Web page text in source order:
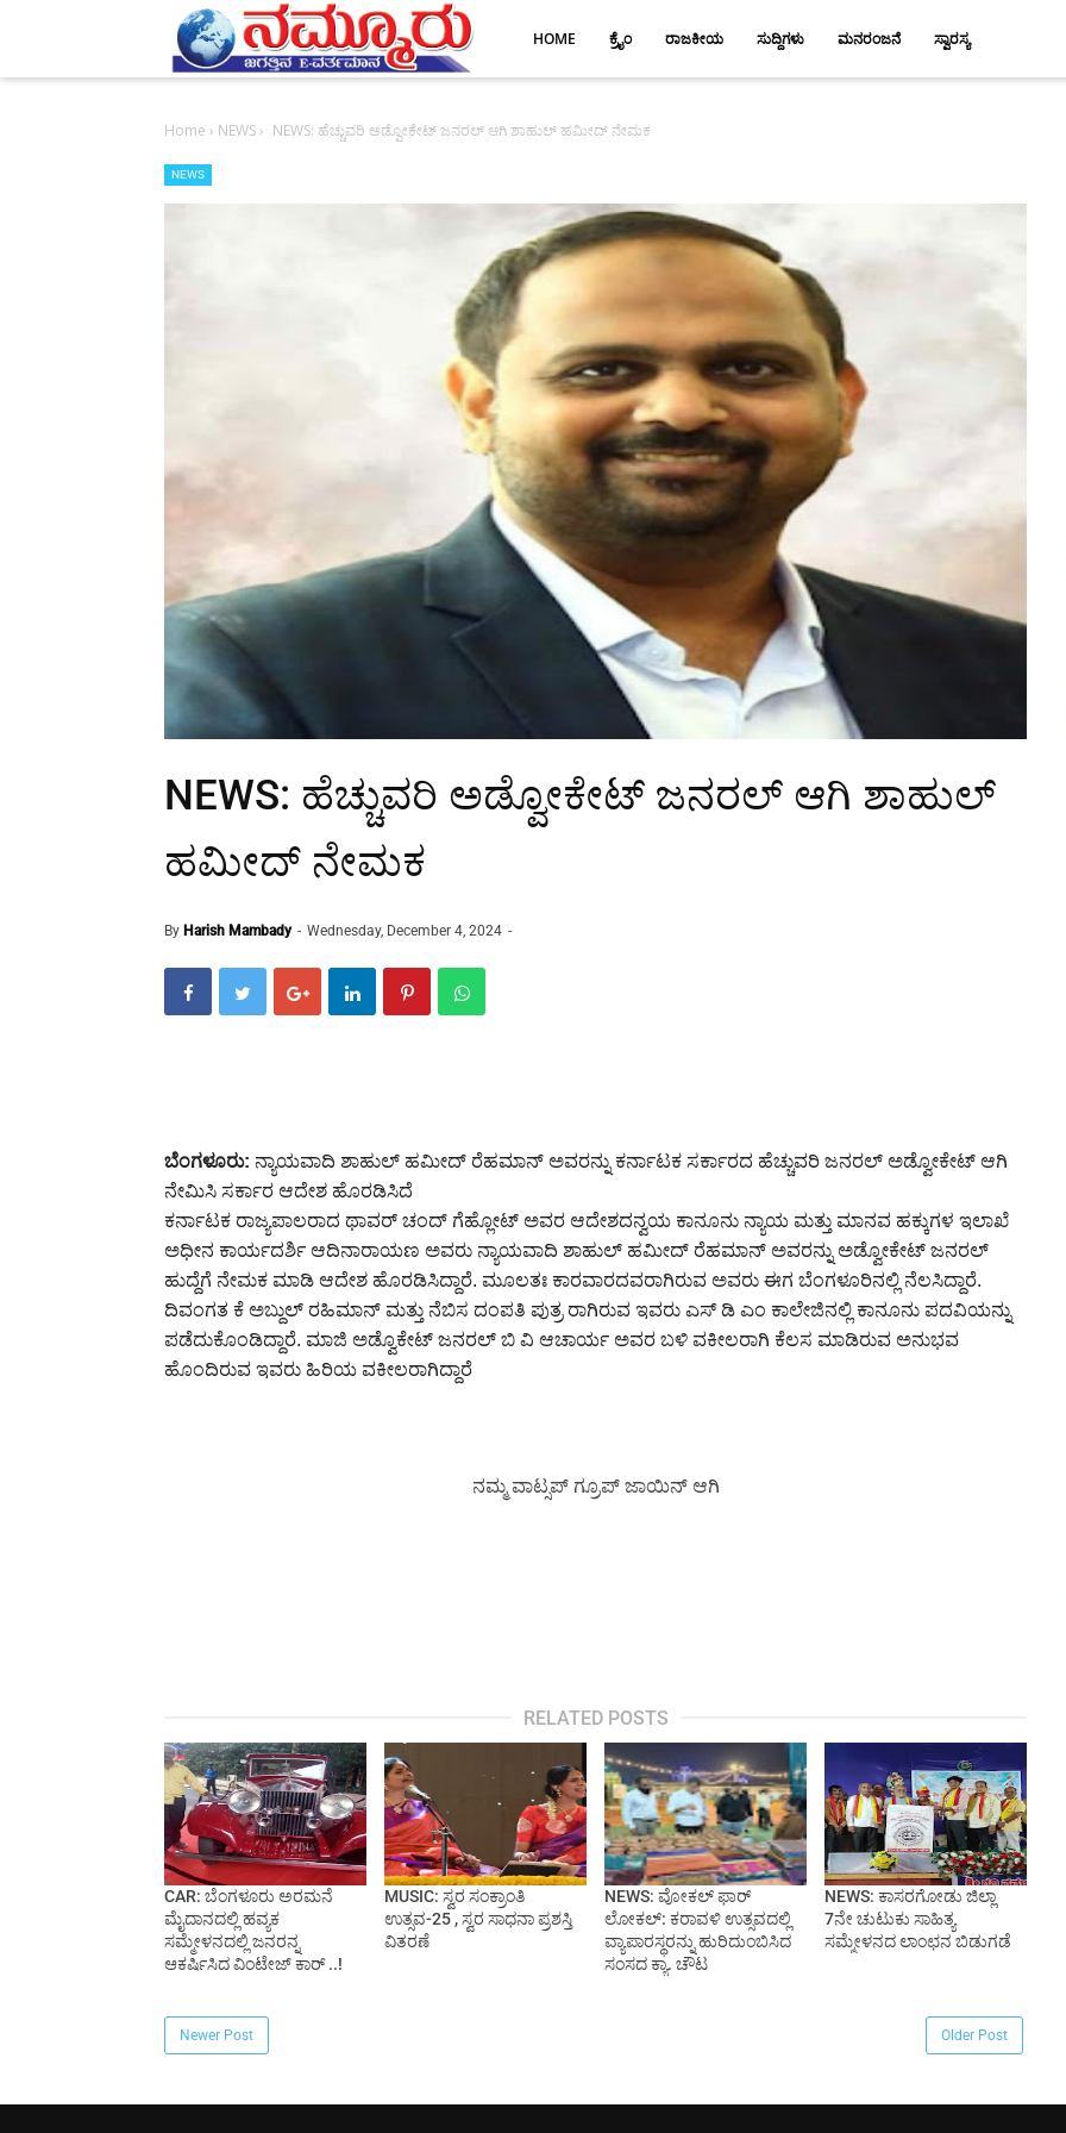
HOME ಕ್ರೈಂ ರಾಜಕೀಯ ಸುದ್ದಿಗಳು ಮನರಂಜನೆ ಸ್ವಾರಸ್ಯ
Home › NEWS› NEWS: ಹೆಚ್ಚುವರಿ ಅಡ್ವೋಕೇಟ್ ಜನರಲ್ ಆಗಿ ಶಾಹುಲ್ ಹಮೀದ್ ನೇಮಕ
NEWS
NEWS: ಹೆಚ್ಚುವರಿ ಅಡ್ವೋಕೇಟ್ ಜನರಲ್ ಆಗಿ ಶಾಹುಲ್
ಹಮೀದ್ ನೇಮಕ
By Harish Mambady Wednesday, December 4, 2024
ಬೆಂಗಳೂರು: ನ್ಯಾಯವಾದಿ ಶಾಹುಲ್ ಹಮೀದ್ ರೆಹಮಾನ್ ಅವರನ್ನು ಕರ್ನಾಟಕ ಸರ್ಕಾರದ ಹೆಚ್ಚುವರಿ ಜನರಲ್ ಅಡ್ವೋಕೇಟ್ ಆಗಿ
ನೇಮಿಸಿ ಸರ್ಕಾರ ಆದೇಶ ಹೊರಡಿಸಿದೆ
ಕರ್ನಾಟಕ ರಾಜ್ಯಪಾಲರಾದ ಥಾವರ್ ಚಂದ್ ಗೆಹ್ಲೋಟ್ ಅವರ ಆದೇಶದನ್ವಯ ಕಾನೂನು ನ್ಯಾಯ ಮತ್ತು ಮಾನವ ಹಕ್ಕುಗಳ ಇಲಾಖೆ
ಅಧೀನ ಕಾರ್ಯದರ್ಶಿ ಆದಿನಾರಾಯಣ ಅವರು ನ್ಯಾಯವಾದಿ ಶಾಹುಲ್ ಹಮೀದ್ ರೆಹಮಾನ್ ಅವರನ್ನು ಅಡ್ವೋಕೇಟ್ ಜನರಲ್
ಹುದ್ದೆಗೆ ನೇಮಕ ಮಾಡಿ ಆದೇಶ ಹೊರಡಿಸಿದ್ದಾರೆ. ಮೂಲತಃ ಕಾರವಾರದವರಾಗಿರುವ ಅವರು ಈಗ ಬೆಂಗಳೂರಿನಲ್ಲಿ ನೆಲಸಿದ್ದಾರೆ.
ದಿವಂಗತ ಕೆ ಅಬ್ದುಲ್ ರಹಿಮಾನ್ ಮತ್ತು ನೆಬಿಸ ದಂಪತಿ ಪುತ್ರ ರಾಗಿರುವ ಇವರು ಎಸ್ ಡಿ ಎಂ ಕಾಲೇಜಿನಲ್ಲಿ ಕಾನೂನು ಪದವಿಯನ್ನು
ಪಡೆದುಕೊಂಡಿದ್ದಾರೆ. ಮಾಜಿ ಅಡ್ವೊಕೇಟ್ ಜನರಲ್ ಬಿ ವಿ ಆಚಾರ್ಯ ಅವರ ಬಳಿ ವಕೀಲರಾಗಿ ಕೆಲಸ ಮಾಡಿರುವ ಅನುಭವ
ಹೊಂದಿರುವ ಇವರು ಹಿರಿಯ ವಕೀಲರಾಗಿದ್ದಾರೆ
ನಮ್ಮ ವಾಟ್ಸಪ್ ಗ್ರೂಪ್ ಜಾಯಿನ್ ಆಗಿ
RELATED POSTS
CAR: ಬೆಂಗಳೂರು ಅರಮನೆ
ಮೈದಾನದಲ್ಲಿ ಹವ್ಯಕ
ಸಮ್ಮೇಳನದಲ್ಲಿ ಜನರನ್ನ
ಆಕರ್ಷಿಸಿದ ವಿಂಟೇಜ್ ಕಾರ್ ..!
MUSIC: ಸ್ವರ ಸಂಕ್ರಾಂತಿ
ಉತ್ಸವ-25 , ಸ್ವರ ಸಾಧನಾ ಪ್ರಶಸ್ತಿ
ವಿತರಣೆ
NEWS: ವೋಕಲ್ ಫಾರ್
ಲೋಕಲ್: ಕರಾವಳಿ ಉತ್ಸವದಲ್ಲಿ
ವ್ಯಾಪಾರಸ್ಥರನ್ನು ಹುರಿದುಂಬಿಸಿದ
ಸಂಸದ ಕ್ಯಾ. ಚೌಟ
NEWS: ಕಾಸರಗೋಡು ಜಿಲ್ಲಾ
7ನೇ ಚುಟುಕು ಸಾಹಿತ್ಯ
ಸಮ್ಮೇಳನದ ಲಾಂಛನ ಬಿಡುಗಡೆ
Newer Post Older Post